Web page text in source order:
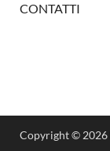
CONTATTI
Copyright © 2026